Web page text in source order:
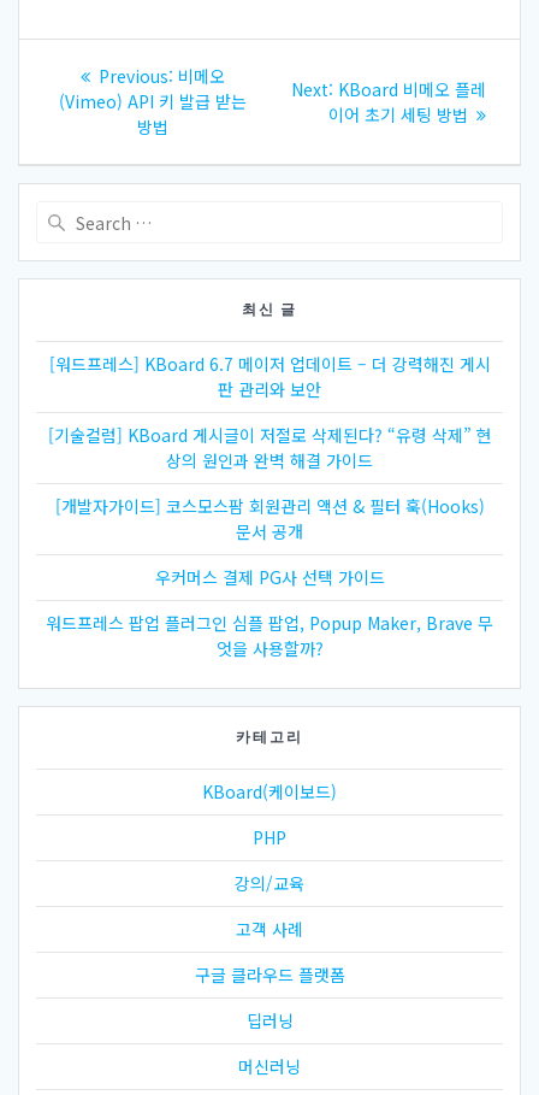
비
게
이
Previous: Previous
post:
비메오
(Vimeo) API 키 발급 받는
방법
Next: Next
post:
KBoard 비메오 플레
이어 초기 세팅 방법
최신 글
[워드프레스] KBoard 6.7 메이저 업데이트 – 더 강력해진 게시
판 관리와 보안
[기술컬럼] KBoard 게시글이 저절로 삭제된다? “유령 삭제” 현
상의 원인과 완벽 해결 가이드
[개발자가이드] 코스모스팜 회원관리 액션 & 필터 훅(Hooks)
문서 공개
우커머스 결제 PG사 선택 가이드
워드프레스 팝업 플러그인 심플 팝업, Popup Maker, Brave 무
엇을 사용할까?
카테고리
KBoard(케이보드)
PHP
강의/교육
고객 사례
구글 클라우드 플랫폼
딥러닝
머신러닝